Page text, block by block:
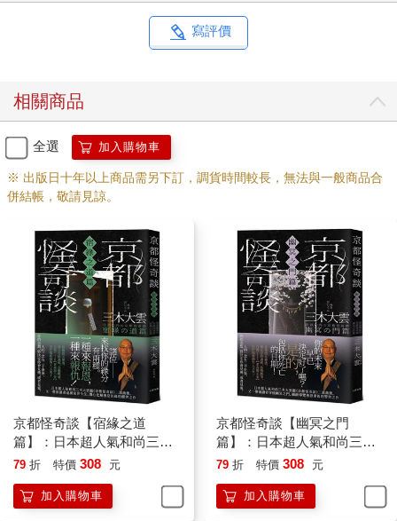
寫評價
相關商品
全選 加入購物車
※ 出版日十年以上商品需另下訂，調貨時間較長，無法與一般商品合
併結帳，敬請見諒。
京都怪奇談【宿緣之道
篇】：日本超人氣和尚三木
大雲，帶你追溯前世今生、
作
79 折 特價 308 元
加入購物車
京都怪奇談【幽冥之門
篇】：日本超人氣和尚三木
大雲，帶你穿梭幽冥之門、
作
79 折 特價 308 元
加入購物車